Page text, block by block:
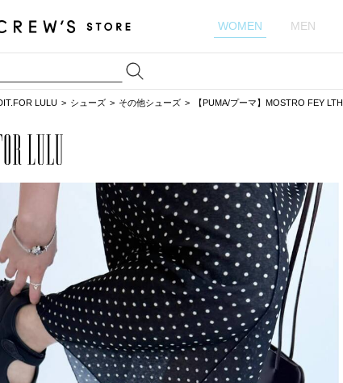
WOMEN MEN
LULU シューズ その他シューズ 【PUMA/プーマ】MOSTRO FEY LTH